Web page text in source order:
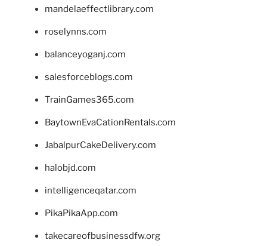
mandelaeffectlibrary.com
roselynns.com
balanceyoganj.com
salesforceblogs.com
TrainGames365.com
BaytownEvaCationRentals.com
JabalpurCakeDelivery.com
halobjd.com
intelligenceqatar.com
PikaPikaApp.com
takecareofbusinessdfw.org